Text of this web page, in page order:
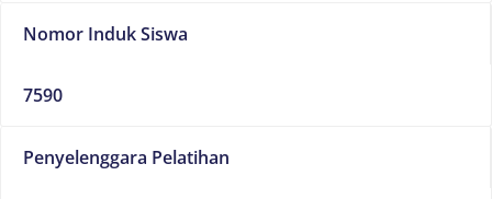
Nomor Induk Siswa
7590
Penyelenggara Pelatihan